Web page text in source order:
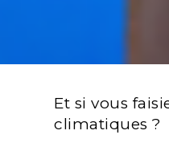
Et si vous
climatiques ?